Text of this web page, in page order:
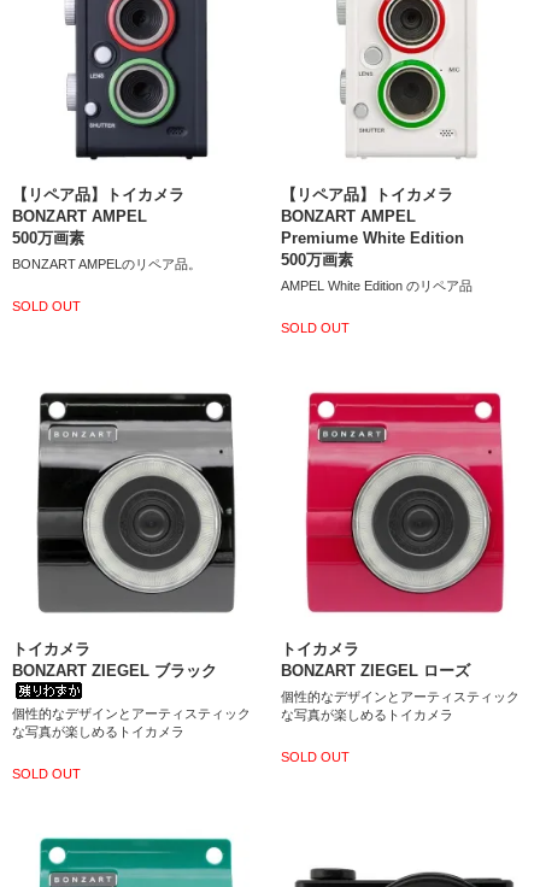
【リペア品】トイカメラ
BONZART AMPEL
500万画素
BONZART AMPELのリペア品。
SOLD OUT
【リペア品】トイカメラ
BONZART AMPEL
Premiume White Edition
500万画素
AMPEL White Edition のリペア品
SOLD OUT
トイカメラ
BONZART ZIEGEL ブラック
個性的なデザインとアーティスティック
な写真が楽しめるトイカメラ
SOLD OUT
トイカメラ
BONZART ZIEGEL ローズ
個性的なデザインとアーティスティック
な写真が楽しめるトイカメラ
SOLD OUT